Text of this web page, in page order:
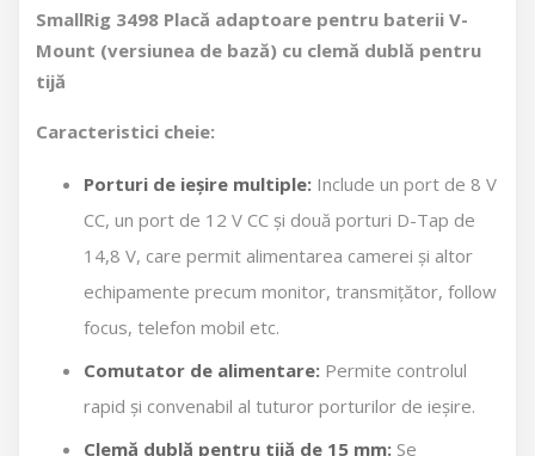
SmallRig 3498 Placă adaptoare pentru baterii V-
Mount (versiunea de bază) cu clemă dublă pentru
tijă
Caracteristici cheie:
Porturi de ieșire multiple: Include un port de 8 V
CC, un port de 12 V CC și două porturi D-Tap de
14,8 V, care permit alimentarea camerei și altor
echipamente precum monitor, transmițător, follow
focus, telefon mobil etc.
Comutator de alimentare: Permite controlul
rapid și convenabil al tuturor porturilor de ieșire.
Clemă dublă pentru tijă de 15 mm: Se